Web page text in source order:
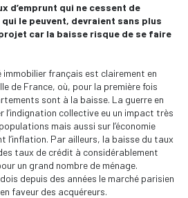
d’emprunt qui ne cessent de
le peuvent, devraient sans plus
car la baisse risque de se faire
immobilier français est clairement en
de France, où, pour la première fois
sont à la baisse. La guerre en
l’indignation collective eu un impact très
mais aussi sur l’économie
l’inflation. Par ailleurs, la baisse du taux
taux de crédit à considérablement
un grand nombre de ménage.
depuis des années le marché parisien
faveur des acquéreurs.